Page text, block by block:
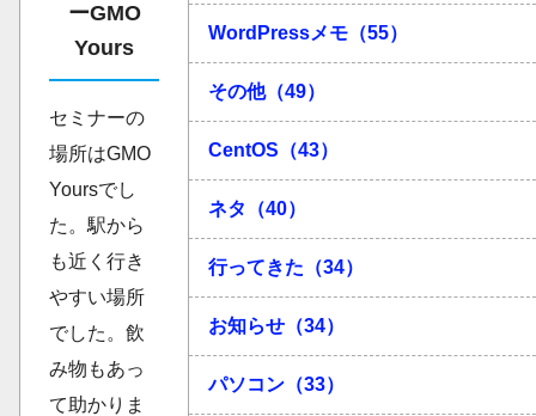
ーGMO
Yours
セミナーの
場所はGMO
Yoursでし
た。駅から
も近く行き
やすい場所
でした。飲
み物もあっ
て助かりま
WordPressメモ（55）
その他（49）
CentOS（43）
ネタ（40）
行ってきた（34）
お知らせ（34）
パソコン（33）